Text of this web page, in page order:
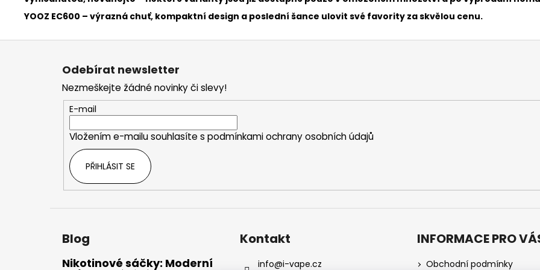
YOOZ EC600 – výrazná chuť, kompaktní design a poslední šance ulovit své favority za skvělou cenu.
Z
Odebírat newsletter
Nezmeškejte žádné novinky či slevy!
E-mail
Vložením e-mailu souhlasíte s podmínkami ochrany osobních údajů
PŘIHLÁSIT SE
Blog
Nikotinové sáčky: Moderní
Kontakt
info@i-vape.cz
INFORMACE PRO
Obchodní podmínky